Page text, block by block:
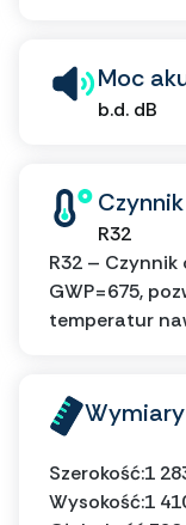
Moc
b.d. dB
R32
R32 – Czynnik
GWP=675,
temperatur
Szerokość:1
Wysokość:1